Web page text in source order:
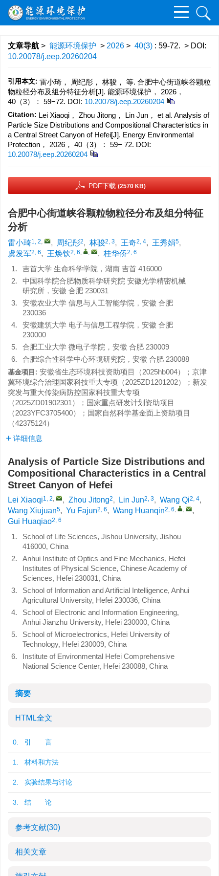
文章导航 > 能源环境保护 > 2026 > 40(3) : 59-72. > DOI:
10.20078/j.eep.20260204
引用本文: 雷小琦， 周纪彤， 林骏， 等. 合肥中心街道峡谷颗粒
物粒径分布及组分特征分析[J]. 能源环境保护， 2026，
40（3）： 59−72. DOI: 10.20078/j.eep.20260204
Citation: Lei Xiaoqi， Zhou Jitong， Lin Jun， et al. Analysis of
Particle Size Distributions and Compositional Characteristics in
a Central Street Canyon of Hefei[J]. Energy Environmental
Protection， 2026， 40（3）： 59− 72. DOI:
10.20078/j.eep.20260204
PDF下载 (2570 KB)
合肥中心街道峡谷颗粒物粒径分布及组分特征
分析
雷小琦1, 2, , 周纪彤2, 林骏2, 3, 王奇2, 4, 王秀娟5,
虞发军2, 6, 王焕钦2, 6, , , 桂华侨2, 6
1.
吉首大学 生命科学学院，湖南 吉首 416000
2.
中国科学院合肥物质科学研究院 安徽光学精密机械
研究所，安徽 合肥 230031
3.
安徽农业大学 信息与人工智能学院，安徽 合肥
230036
4.
安徽建筑大学 电子与信息工程学院，安徽 合肥
230000
5.
合肥工业大学 微电子学院，安徽 合肥 230009
6.
合肥综合性科学中心环境研究院，安徽 合肥 230088
基金项目: 安徽省生态环境科技资助项目（2025hb004）；京津
冀环境综合治理国家科技重大专项（2025ZD1201202）；新发
突发与重大传染病防控国家科技重大专项
（2025ZD01902301 ）；国家重点研发计划资助项目
（2023YFC3705400）；国家自然科学基金面上资助项目
（42375124）
详细信息
Analysis of Particle Size Distributions and
Compositional Characteristics in a Central
Street Canyon of Hefei
Lei Xiaoqi1, 2, , Zhou Jitong2, Lin Jun2, 3, Wang Qi2, 4,
Wang Xiujuan5, Yu Fajun2, 6, Wang Huanqin2, 6, ,
,
Gui Huaqiao2, 6
1.
School of Life Sciences, Jishou University, Jishou
416000, China
2.
Anhui Institute of Optics and Fine Mechanics, Hefei
Institutes of Physical Science, Chinese Academy of
Sciences, Hefei 230031, China
3.
School of Information and Artificial Intelligence, Anhui
Agricultural University, Hefei 230036, China
4.
School of Electronic and Information Engineering,
Anhui Jianzhu University, Hefei 230000, China
5.
School of Microelectronics, Hefei University of
Technology, Hefei 230009, China
6.
Institute of Environmental Hefei Comprehensive
National Science Center, Hefei 230088, China
摘要
HTML全文
0. 引 言
1. 材料和方法
2. 实验结果与讨论
3. 结 论
参考文献(30)
相关文章